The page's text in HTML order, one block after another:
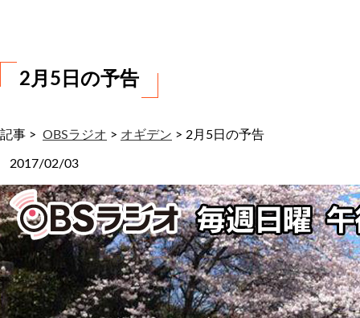
2月5日の予告
記事 > OBSラジオ > オギデン > 2月5日の予告
2017/02/03